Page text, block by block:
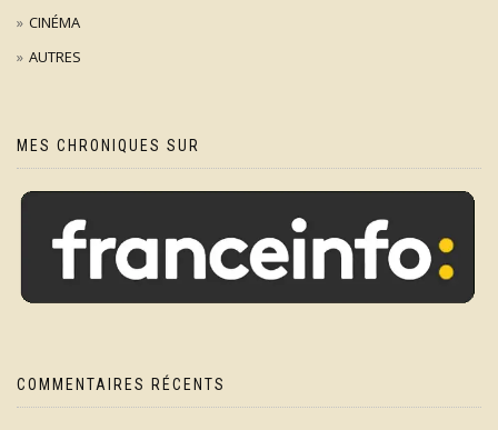
CINÉMA
AUTRES
MES CHRONIQUES SUR
COMMENTAIRES RÉCENTS